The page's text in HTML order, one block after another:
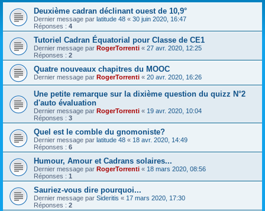
Deuxième cadran déclinant ouest de 10,9°
Dernier message par latitude 48 « 30 juin 2020, 16:47
Réponses : 4
Tutoriel Cadran Équatorial pour Classe de CE1
Dernier message par RogerTorrenti « 27 avr. 2020, 12:25
Réponses : 2
Quatre nouveaux chapitres du MOOC
Dernier message par RogerTorrenti « 20 avr. 2020, 16:26
Une petite remarque sur la dixième question du quizz N°2
d'auto évaluation
Dernier message par RogerTorrenti « 19 avr. 2020, 10:04
Réponses : 3
Quel est le comble du gnomoniste?
Dernier message par latitude 48 « 18 avr. 2020, 14:49
Réponses : 6
Humour, Amour et Cadrans solaires...
Dernier message par RogerTorrenti « 18 mars 2020, 08:56
Réponses : 1
Sauriez-vous dire pourquoi...
Dernier message par Sideritis « 17 mars 2020, 17:30
Réponses : 2